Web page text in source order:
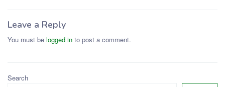
Leave a Reply
You must be logged in to post a comment.
Search